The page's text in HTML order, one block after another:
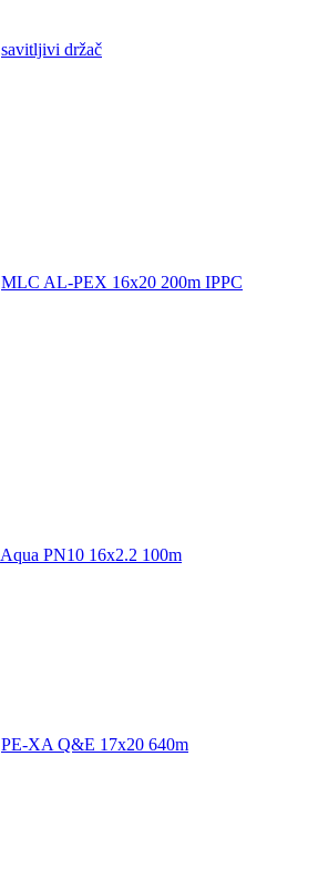
savitljivi držač
MLC AL-PEX 16x20 200m IPPC
Aqua PN10 16x2.2 100m
PE-XA Q&E 17x20 640m